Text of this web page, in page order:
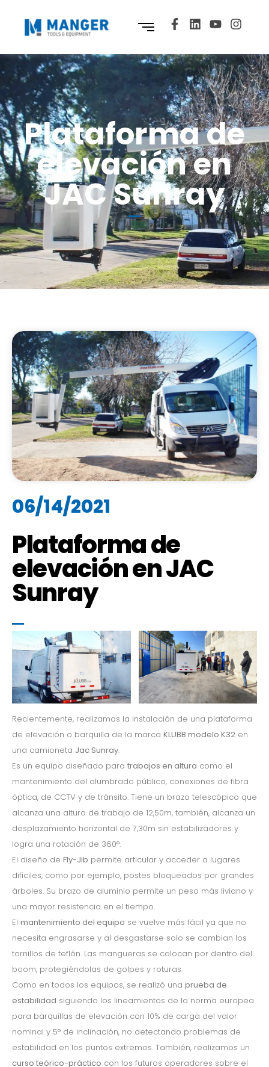
Plataforma de
elevación en
JAC Sunray
06/14/2021
Plataforma de
elevación en JAC
Sunray
Recientemente, realizamos la instalación de una plataforma
de elevación o barquilla de la marca KLUBB modelo K32 en
una camioneta Jac Sunray.
Es un equipo diseñado para trabajos en altura como el
mantenimiento del alumbrado público, conexiones de fibra
óptica, de CCTV y de tránsito. Tiene un brazo telescópico que
alcanza una altura de trabajo de 12,50m, también, alcanza un
desplazamiento horizontal de 7,30m sin estabilizadores y
logra una rotación de 360°.
El diseño de Fly-Jib permite articular y acceder a lugares
difíciles, como por ejemplo, postes bloqueados por grandes
árboles. Su brazo de aluminio permite un peso más liviano y
una mayor resistencia en el tiempo.
El mantenimiento del equipo se vuelve más fácil ya que no
necesita engrasarse y al desgastarse solo se cambian los
tornillos de teflón. Las mangueras se colocan por dentro del
boom, protegiéndolas de golpes y roturas.
Como en todos los equipos, se realizó una prueba de
estabilidad siguiendo los lineamientos de la norma europea
para barquillas de elevación con 10% de carga del valor
nominal y 5° de inclinación, no detectando problemas de
estabilidad en los puntos extremos. También, realizamos un
curso teórico-práctico con los futuros operadores sobre el